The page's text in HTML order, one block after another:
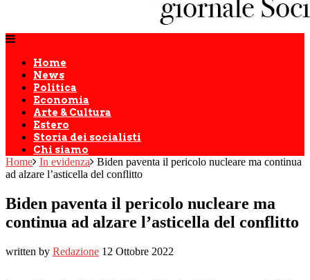
Home
News
Politica
Economia
Arte & Cultura
Estero
Storia dei socialisti
Chi siamo
Home In evidenza
Biden paventa il pericolo nucleare ma continua
ad alzare l’asticella del conflitto
Biden paventa il pericolo nucleare ma
continua ad alzare l’asticella del conflitto
written by Redazione 12 Ottobre 2022